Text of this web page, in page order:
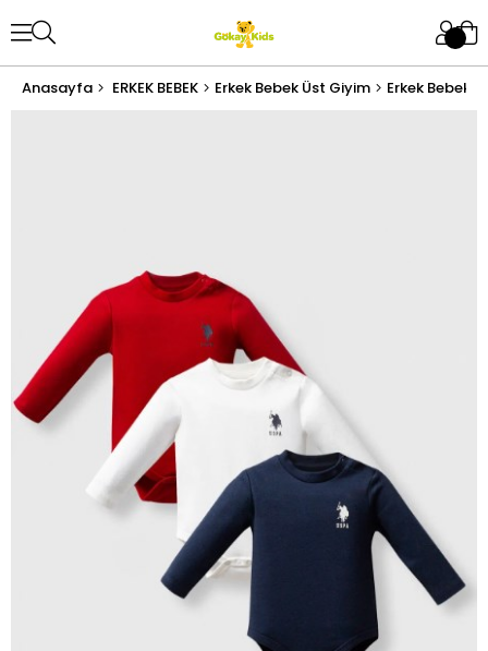
Anasayfa ERKEK BEBEK Erkek Bebek Üst Giyim Erkek Bebek